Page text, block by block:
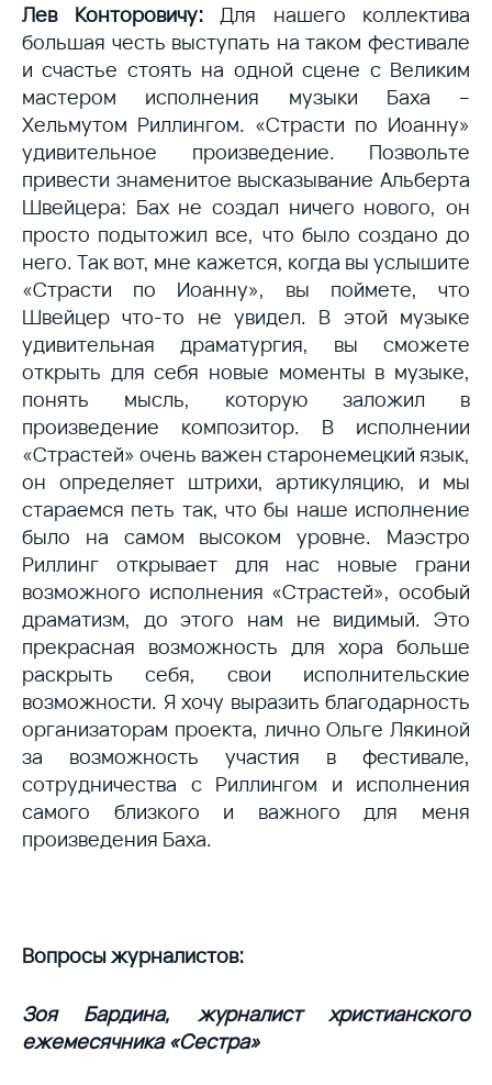
Лев Конторовичу: Для нашего коллектива
большая честь выступать на таком фестивале
и счастье стоять на одной сцене с Великим
мастером исполнения музыки Баха –
Хельмутом Риллингом. «Страсти по Иоанну»
удивительное произведение. Позвольте
привести знаменитое высказывание Альберта
Швейцера: Бах не создал ничего нового, он
просто подытожил все, что было создано до
него. Так вот, мне кажется, когда вы услышите
«Страсти по Иоанну», вы поймете, что
Швейцер что-то не увидел. В этой музыке
удивительная драматургия, вы сможете
открыть для себя новые моменты в музыке,
понять мысль, которую заложил в
произведение композитор. В исполнении
«Страстей» очень важен старонемецкий язык,
он определяет штрихи, артикуляцию, и мы
стараемся петь так, что бы наше исполнение
было на самом высоком уровне. Маэстро
Риллинг открывает для нас новые грани
возможного исполнения «Страстей», особый
драматизм, до этого нам не видимый. Это
прекрасная возможность для хора больше
раскрыть себя, свои исполнительские
возможности. Я хочу выразить благодарность
организаторам проекта, лично Ольге Лякиной
за возможность участия в фестивале,
сотрудничества с Риллингом и исполнения
самого близкого и важного для меня
произведения Баха.
Вопросы журналистов:
Зоя Бардина, журналист христианского
ежемесячника «Сестра»